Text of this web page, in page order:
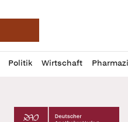
Deutsche
Politik Wirtschaft
Profil
öffnen
Daz
Pur
Deutscher Apotheker